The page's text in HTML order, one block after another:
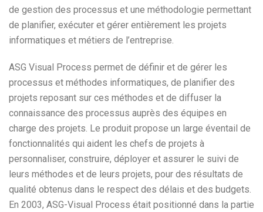
de gestion des processus et une méthodologie permettant
de planifier, exécuter et gérer entièrement les projets
informatiques et métiers de l’entreprise.
ASG Visual Process permet de définir et de gérer les
processus et méthodes informatiques, de planifier des
projets reposant sur ces méthodes et de diffuser la
connaissance des processus auprès des équipes en
charge des projets. Le produit propose un large éventail de
fonctionnalités qui aident les chefs de projets à
personnaliser, construire, déployer et assurer le suivi de
leurs méthodes et de leurs projets, pour des résultats de
qualité obtenus dans le respect des délais et des budgets.
En 2003, ASG-Visual Process était positionné dans la partie